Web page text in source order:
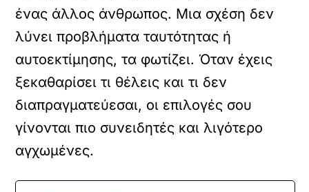
ένας άλλος άνθρωπος. Μια σχέση δεν
λύνει προβλήματα ταυτότητας ή
αυτοεκτίμησης, τα φωτίζει. Όταν έχεις
ξεκαθαρίσει τι θέλεις και τι δεν
διαπραγματεύεσαι, οι επιλογές σου
γίνονται πιο συνειδητές και λιγότερο
αγχωμένες.